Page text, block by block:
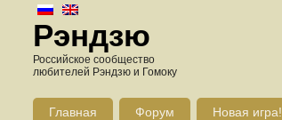
Рэндзю
Российское сообщество
любителей Рэндзю и Гомоку
Главная Форум Новая игра!